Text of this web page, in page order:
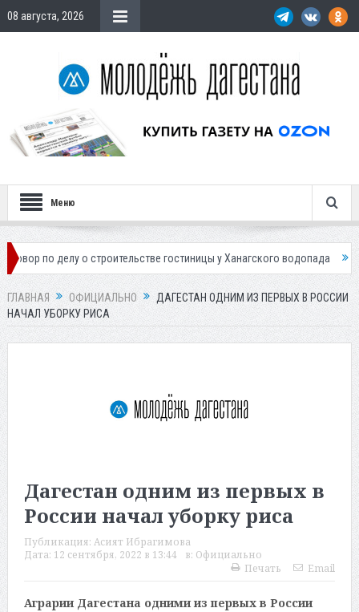
08 августа, 2026
Меню
о строительстве гостиницы у Ханагского водопада Власти
ГЛАВНАЯ ОФИЦИАЛЬНО
ДАГЕСТАН ОДНИМ ИЗ ПЕРВЫХ В РОССИИ
НАЧАЛ УБОРКУ РИСА
Дагестан одним из первых в
России начал уборку риса
Публикация: Асият Ибрагимова
Дата: 12 сентября, 2022 в 13:44 в: Официально
Печать
Email
Аграрии Дагестана одними из первых в России